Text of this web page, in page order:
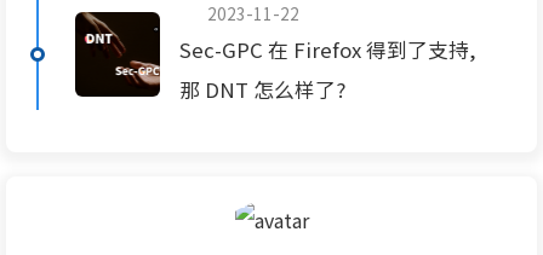
2023-11-22
Sec-GPC 在 Firefox 得到了支持,
那 DNT 怎么样了?